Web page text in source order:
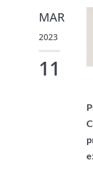
MAR
2023
11